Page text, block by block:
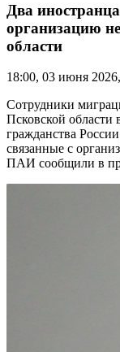
Два
организацию
области
18:00, 03 июня
Сотрудники
Псковской
гражданства
связанные с
ПАИ сообщили в